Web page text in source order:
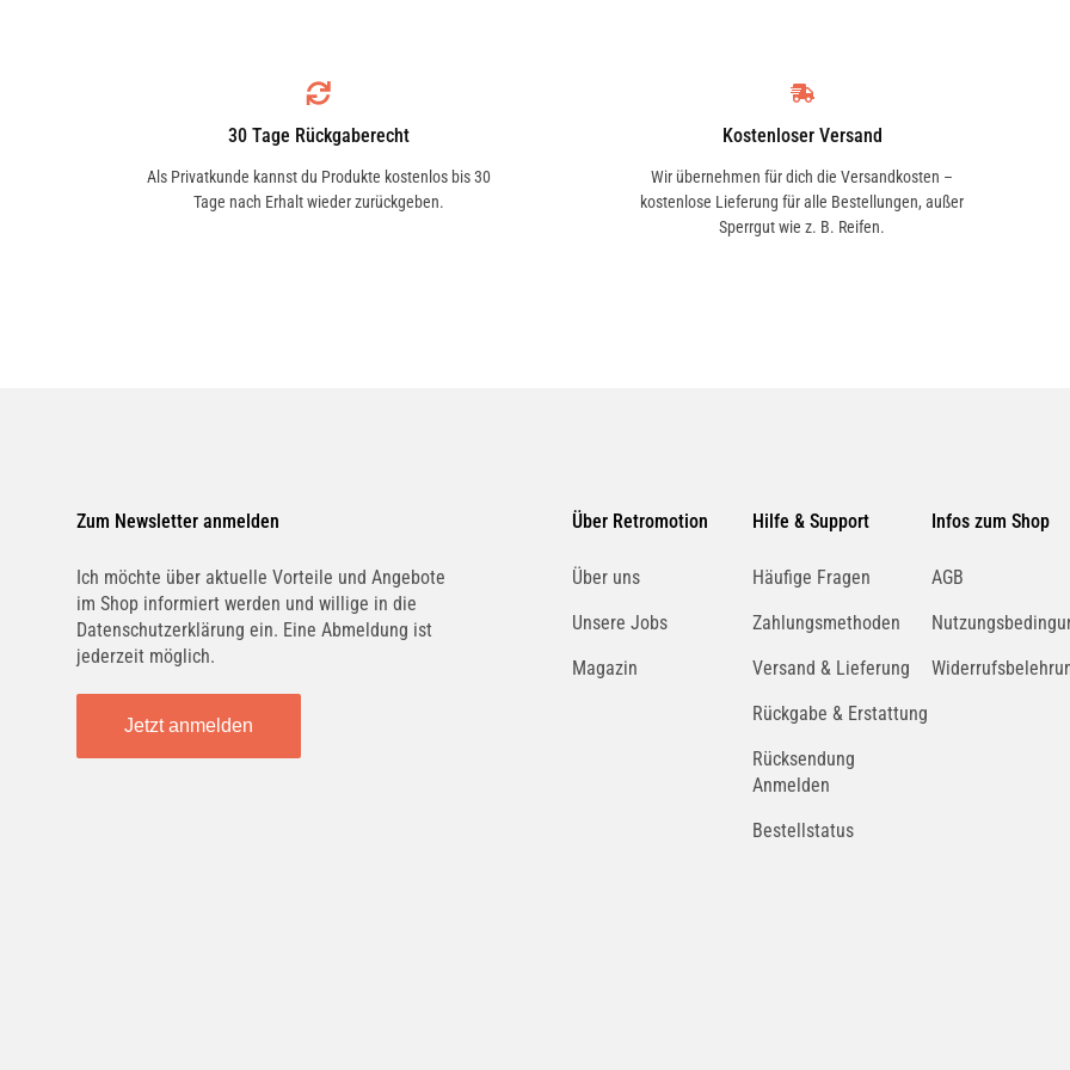
bitte alle Einschränkungen.
Lieferumfang
AH392
CCF 0480
CHAMPION
CCF0480
FRAM
30 Tage Rückgaberecht
Als Privatkunde kannst du Produkte kostenlos bis 30
Tage nach Erhalt wieder zurückgeben.
Kostenloser Versand
Wir übernehmen für dich die Versandkosten –
kostenlose Lieferung für alle Bestellungen, außer
Sperrgut wie z. B. Reifen.
Zum Newsletter anmelden
Ich möchte über aktuelle Vorteile und Angebote
im Shop informiert werden und willige in die
Datenschutzerklärung ein. Eine Abmeldung ist
jederzeit möglich.
Jetzt anmelden
Über Retromotion
Über uns
Unsere Jobs
Magazin
Hilfe & Support
Häufige Fragen
Zahlungsmethoden
Versand & Lieferung
Rückgabe & Erstattung
Rücksendung
Anmelden
Bestellstatus
Infos zum Shop
AGB